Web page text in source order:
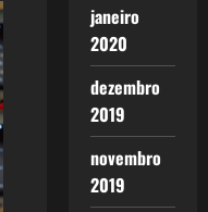
janeiro
2020
dezembro
2019
novembro
2019